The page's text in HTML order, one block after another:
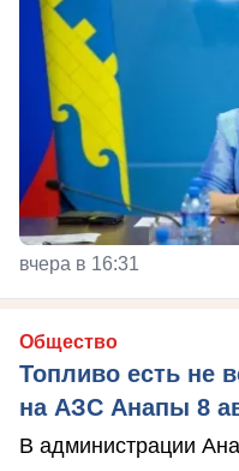
вчера в 16:31
Общество
Топливо есть не
на АЗС Анапы 8
В администрации